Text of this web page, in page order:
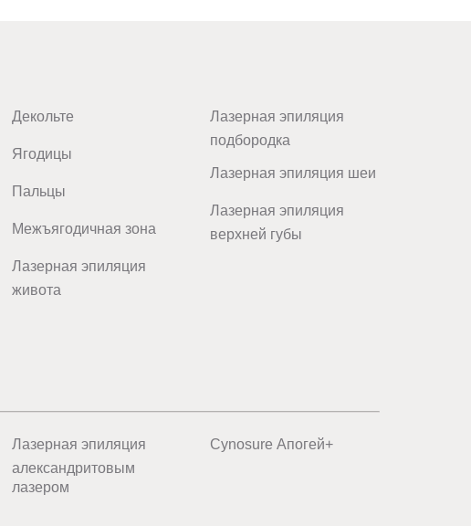
Декольте
Ягодицы
Пальцы
Межъягодичная зона
Лазерная эпиляция
живота
Лазерная эпиляция
подбородка
Лазерная эпиляция шеи
Лазерная эпиляция
верхней губы
Лазерная эпиляция
александритовым
лазером
Cynosure Апогей+